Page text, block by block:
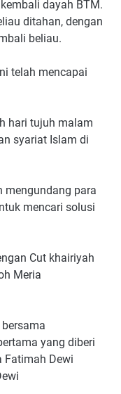
dayah BTM.
ditahan, dengan
beliau.
telah mencapai
hari tujuh malam
syariat Islam di
mengundang para
mencari solusi
Cut khairiyah
Meria
yang diberi
Fatimah Dewi